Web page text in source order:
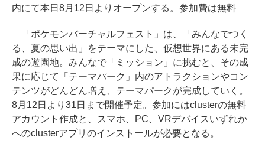
内にて本日8月12日よりオープンする。参加費は無料
「ポケモンバーチャルフェスト」は、「みんなでつく
る、夏の思い出」をテーマにした、仮想世界にある未完
成の遊園地。みんなで「ミッション」に挑むと、その成
果に応じて「テーマパーク」内のアトラクションやコン
テンツがどんどん増え、テーマパークが完成していく。
8月12日より31日まで開催予定。参加にはclusterの無料
アカウント作成と、スマホ、PC、VRデバイスいずれか
へのclusterアプリのインストールが必要となる。